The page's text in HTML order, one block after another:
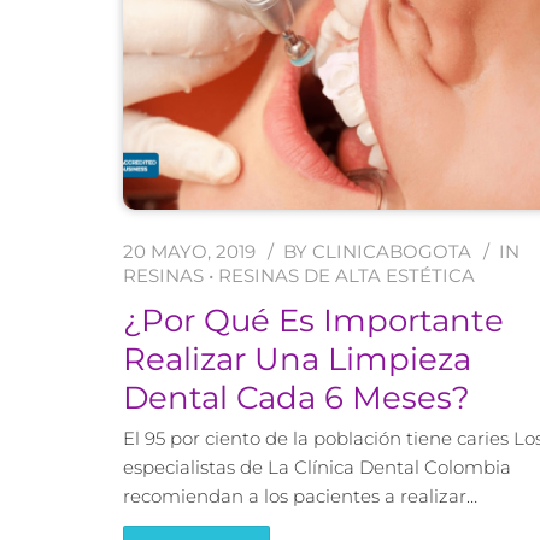
20 MAYO, 2019 BY CLINICABOGOTA
IN
RESINAS • RESINAS DE ALTA ESTÉTICA
¿Por Qué Es Importante
Realizar Una Limpieza
Dental Cada 6 Meses?
El 95 por ciento de la población tiene caries
especialistas de La Clínica Dental Colombia
recomiendan a los pacientes a realizar…